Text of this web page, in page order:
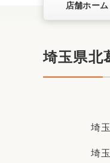
お
店舗ホーム
埼玉県北
埼
埼